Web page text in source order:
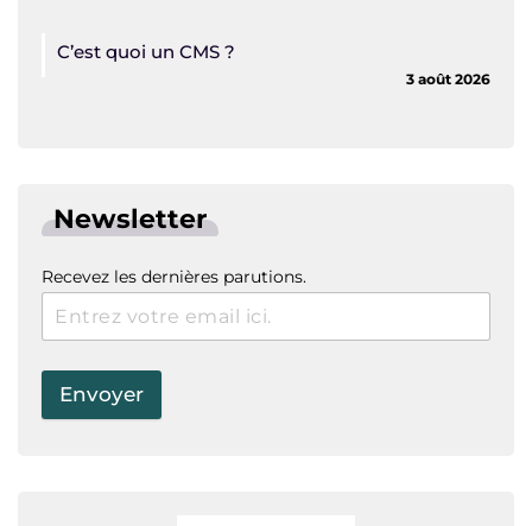
C’est quoi un CMS ?
3 août 2026
Newsletter
Recevez les dernières parutions.